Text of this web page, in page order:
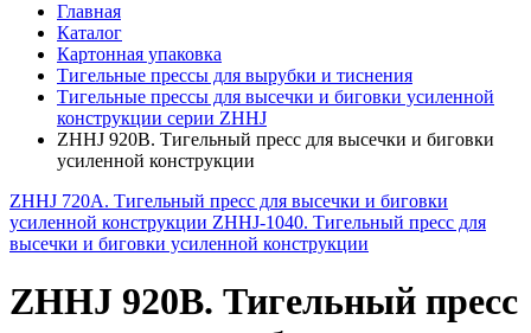
Главная
Каталог
Картонная упаковка
Тигельные прессы для вырубки и тиснения
Тигельные прессы для высечки и биговки усиленной
конструкции серии ZHHJ
ZHHJ 920B. Тигельный пресс для высечки и биговки
усиленной конструкции
ZHHJ 720A. Тигельный пресс для высечки и биговки
усиленной конструкции ZHHJ-1040. Тигельный пресс для
высечки и биговки усиленной конструкции
ZHHJ 920B. Тигельный пресс